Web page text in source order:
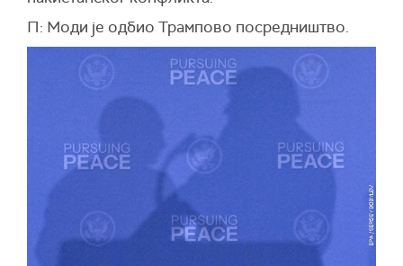
П: Моди је одбио Трампово посредништво.